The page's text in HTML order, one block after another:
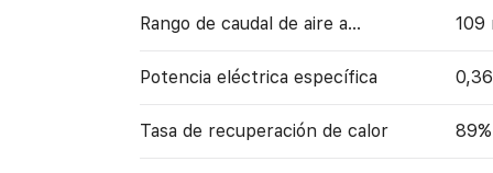
Rango de caudal de aire a… 109
Potencia eléctrica específica
Tasa de recuperación de calor 89%